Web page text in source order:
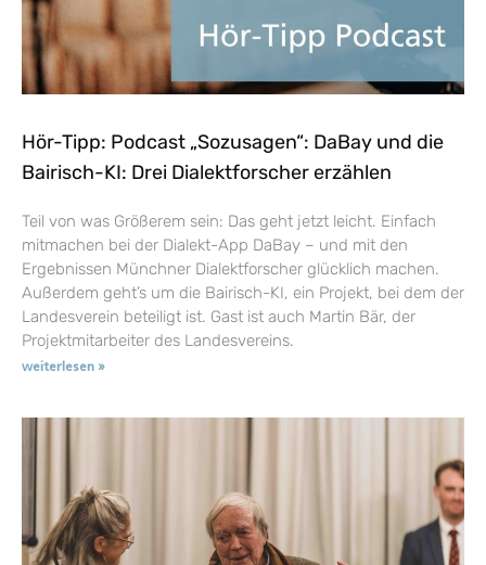
Hör-Tipp: Podcast „Sozusagen“: DaBay und die
Bairisch-KI: Drei Dialektforscher erzählen
Teil von was Größerem sein: Das geht jetzt leicht. Einfach
mitmachen bei der Dialekt-App DaBay – und mit den
Ergebnissen Münchner Dialektforscher glücklich machen.
Außerdem geht’s um die Bairisch-KI, ein Projekt, bei dem der
Landesverein beteiligt ist. Gast ist auch Martin Bär, der
Projektmitarbeiter des Landesvereins.
weiterlesen »